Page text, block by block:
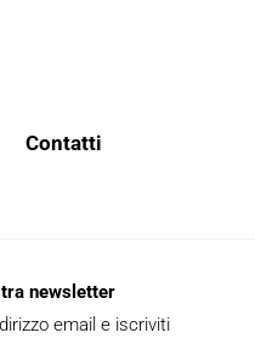
Contatti
newsletter
email e iscriviti